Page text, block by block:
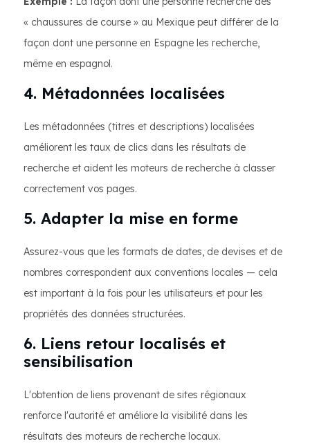
« chaussures de course » au Mexique peut différer de la
façon dont une personne en Espagne les recherche,
même en espagnol.
4. Métadonnées localisées
Les métadonnées (titres et descriptions) localisées
améliorent les taux de clics dans les résultats de
recherche et aident les moteurs de recherche à classer
correctement vos pages.
5. Adapter la mise en forme
Assurez-vous que les formats de dates, de devises et de
nombres correspondent aux conventions locales — cela
est important à la fois pour les utilisateurs et pour les
propriétés des données structurées.
6. Liens retour localisés et
sensibilisation
L'obtention de liens provenant de sites régionaux
renforce l'autorité et améliore la visibilité dans les
résultats des moteurs de recherche locaux.